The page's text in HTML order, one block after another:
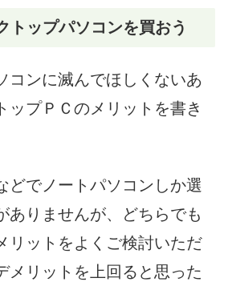
トップパソコンを買おう
コンに滅んでほしくないあ
ップＰＣのメリットを書き
どでノートパソコンしか選
ありませんが、どちらでも
リットをよくご検討いただ
メリットを上回ると思った